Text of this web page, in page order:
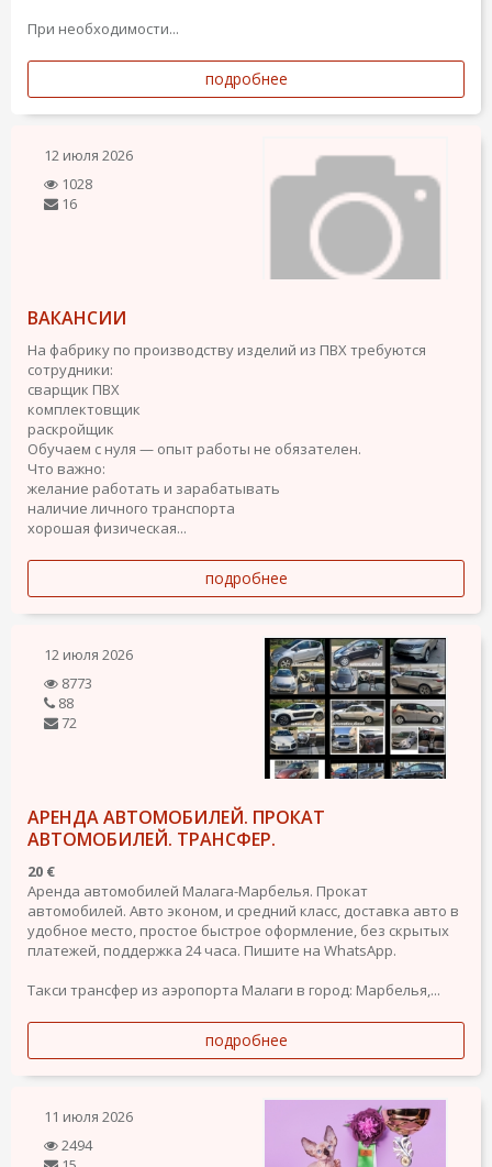
При необходимости...
подробнее
12 июля 2026
1028
16
ВАКАНСИИ
На фабрику по производству изделий из ПВХ требуются
сотрудники:
сварщик ПВХ
комплектовщик
раскройщик
Обучаем с нуля — опыт работы не обязателен.
Что важно:
желание работать и зарабатывать
наличие личного транспорта
хорошая физическая...
подробнее
12 июля 2026
8773
88
72
АРЕНДА АВТОМОБИЛЕЙ. ПРОКАТ
АВТОМОБИЛЕЙ. ТРАНСФЕР.
20 €
Аренда автомобилей Малага-Марбелья. Прокат
автомобилей. Авто эконом, и средний класс, доставка авто в
удобное место, простое быстрое оформление, без скрытых
платежей, поддержка 24 часа. Пишите на WhatsApp.
Такси трансфер из аэропорта Малаги в город: Марбелья,...
подробнее
11 июля 2026
2494